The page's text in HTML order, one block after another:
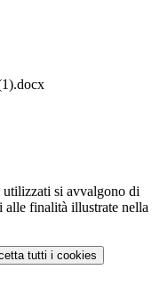
utilizzati si avvalgono di
alle finalità illustrate nella
tutti i cookies